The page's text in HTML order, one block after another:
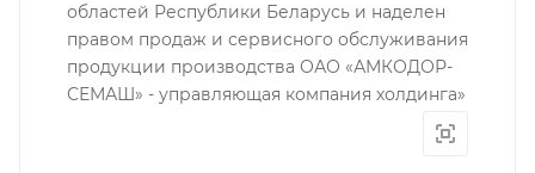
областей Республики Беларусь и наделен
правом продаж и сервисного обслуживания
продукции производства ОАО «АМКОДОР-
СЕМАШ» - управляющая компания холдинга»